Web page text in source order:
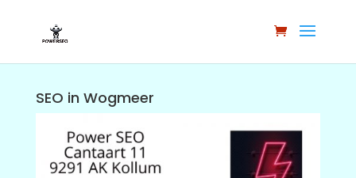
SEO in Wogmeer